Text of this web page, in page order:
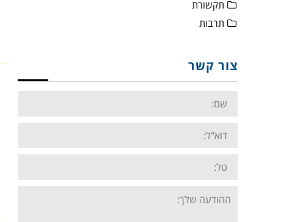
תקשורת
תרבות
צור קשר
Name:
Email:
Tel:
Your
message: